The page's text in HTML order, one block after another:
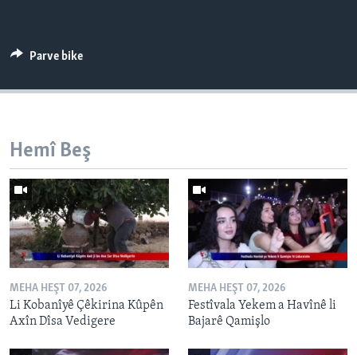
Zimanên Din
Parve bike
Hemî Beş
MEHA HEŞT 07, 2026
Li Kobanîyê Çêkirina Kûpên
Axîn Dîsa Vedigere
MEHA HEŞT 07, 2026
Festîvala Yekem a Havînê li
Bajarê Qamişlo